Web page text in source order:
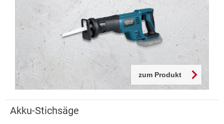
zum Produkt
Akku-Stichsäge